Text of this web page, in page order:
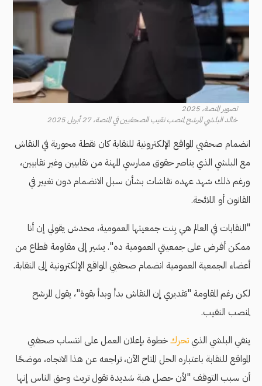
تصوير المنصة، 2025
خالد البلشي المرشح لمنصب نقيب الصحفيين في المنصة، 27 أبريل 2025
انضمام صحفيي المواقع الإلكترونية للنقابة كان نقطة محورية في النقاش
مع البلشي الذي يناصر حقوق ممارسي المهنة من نقابيين وغير نقابيين،
ورغم ذلك شهد عهده نقاشات بشأن سبل الانضمام دون تغيير في
القانون أو اللائحة.
"النقابات في العالم هي بِنت جمعيتها العمومية، محدش يقولي إن أنا
ممكن أفرض على جمعيتي العمومية ده". يشير إلى مقاومة قطاع من
أعضاء الجمعية العمومية انضمام صحفيي المواقع الإلكترونية إلى النقابة.
لكن رغم المقاومة "تقديري إن النقاش بدأ وبدأ بقوة"، يقول المرشح
لمنصب النقيب.
ينفي البلشي الذيتحركخطوة بإعلان العمل على انتساب صحفيي
المواقع للنقابة باعتباره الحل المتاح الآن، تراجعه عن هذا الاتجاه، موضحًا
أن سبب التوقف "لأن حصل هبة شديدة تقول تريث وحق الناس إنها